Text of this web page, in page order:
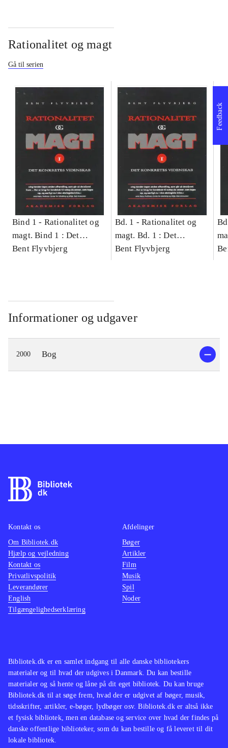
Rationalitet og magt
Gå til serien
Bind 1 - Rationalitet og
magt. Bind 1 : Det
konkretes videnskab
Bent Flyvbjerg
Bd. 1 -Rationalitet og
magt. Bd. 1 : Det
konkretes videnskab
Bent Flyvbjerg
Informationer og udgaver
2000 Bog
Feedback
Bibliotek.dk er en samlet indgang til alle danske bibliotekers
materialer og til hvad der udgives i Danmark. Du kan bestille
materialer og så hente og låne på dit eget bibliotek. Du kan bruge
Bibliotek.dk til at søge frem, hvad der er udgivet af bøger, musik,
tidsskrifter, artikler, e-bøger, lydbøger osv. Bibliotek.dk er altså ikke
et fysisk bibliotek, men en database og service over hvad der findes på
danske offentlige biblioteker, som du kan bestille og få leveret til dit
lokale bibliotek.
Kontakt os
Om Bibliotek.dk
Hjælp og vejledning
Kontakt os
Privatlivspolitik
Leverandører
English
Tilgængelighedserklæring
Afdelinger
Bøger
Artikler
Film
Musik
Spil
Noder